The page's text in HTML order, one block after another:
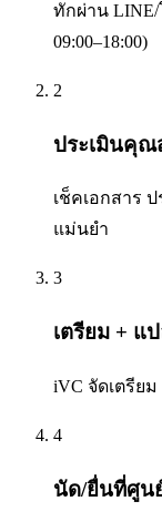
ทักผ่าน
09:00–18:00)
2
ประเมินคุ
เช็คเอกสาร
แม่นยำ
3
เตรียม + แ
iVC จัดเตรีย
4
นัด/ยื่นที่ศูน